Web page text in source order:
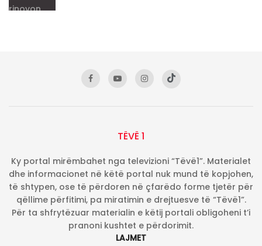
TËVË 1
Ky portal mirëmbahet nga televizioni “Tëvë1”. Materialet
dhe informacionet në këtë portal nuk mund të kopjohen,
të shtypen, ose të përdoren në çfarëdo forme tjetër për
qëllime përfitimi, pa miratimin e drejtuesve të “Tëvë1”.
Për ta shfrytëzuar materialin e këtij portali obligoheni t’i
pranoni kushtet e përdorimit.
LAJMET